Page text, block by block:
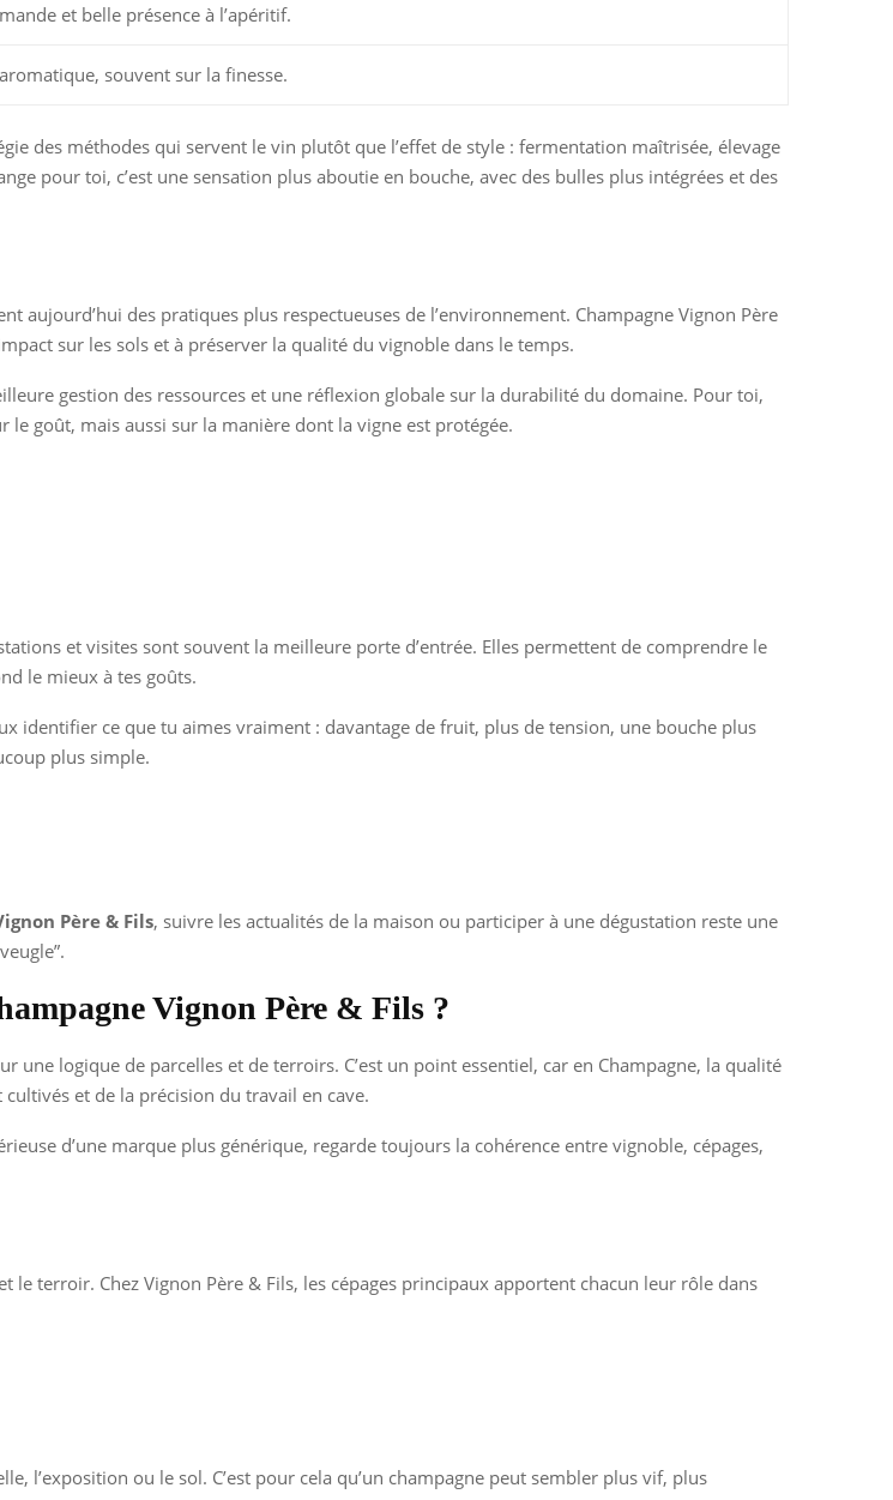
et belle présence à l’apéritif.
souvent sur la finesse.
des méthodes qui servent le vin plutôt que l’effet de style : fermentation maîtrisée, élevage
pour toi, c’est une sensation plus aboutie en bouche, avec des bulles plus intégrées et des
aujourd’hui des pratiques plus respectueuses de l’environnement. Champagne Vignon Père
sur les sols et à préserver la qualité du vignoble dans le temps.
gestion des ressources et une réflexion globale sur la durabilité du domaine. Pour toi,
le goût, mais aussi sur la manière dont la vigne est protégée.
et visites sont souvent la meilleure porte d’entrée. Elles permettent de comprendre le
le mieux à tes goûts.
identifier ce que tu aimes vraiment : davantage de fruit, plus de tension, une bouche plus
plus simple.
Père & Fils, suivre les actualités de la maison ou participer à une dégustation reste une
Vignon Père & Fils ?
une logique de parcelles et de terroirs. C’est un point essentiel, car en Champagne, la qualité
et de la précision du travail en cave.
d’une marque plus générique, regarde toujours la cohérence entre vignoble, cépages,
le terroir. Chez Vignon Père & Fils, les cépages principaux apportent chacun leur rôle dans
l’exposition ou le sol. C’est pour cela qu’un champagne peut sembler plus vif, plus